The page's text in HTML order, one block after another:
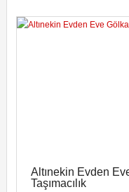
Altınekin Evden
Taşımacılık